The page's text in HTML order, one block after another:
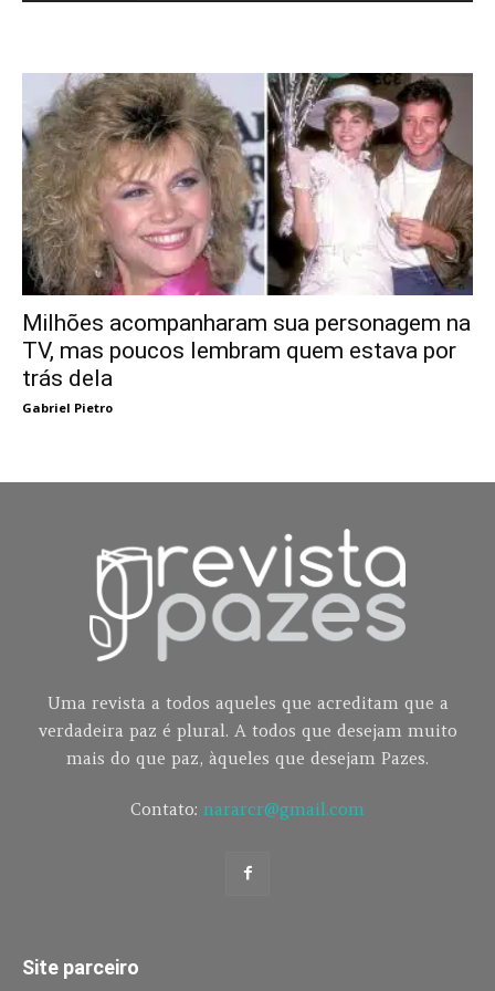
Milhões acompanharam sua personagem na
TV, mas poucos lembram quem estava por
trás dela
Gabriel Pietro
Uma revista a todos aqueles que acreditam que a
verdadeira paz é plural. A todos que desejam muito
mais do que paz, àqueles que desejam Pazes.
Contato: nararcr@gmail.com
Site parceiro